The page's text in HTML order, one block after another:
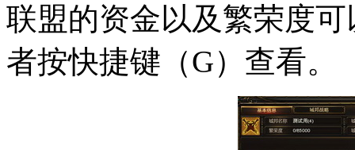
联盟的资金以及繁荣度
者按快捷键（G）查看。